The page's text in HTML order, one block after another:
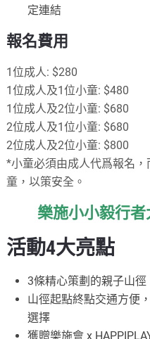
定連結
報名費用
1位成人: $280
1位成人及1位小童: $480
1位成人及2位小童: $680
2位成人及1位小童: $680
2位成人及2位小童: $800
*小童必須由成人代爲報名
童，以策安全。
樂施小小毅行者
活動4大亮點
3條精心策劃的親子山
山徑起點終點交通方便
選擇
獲贈樂施會 x